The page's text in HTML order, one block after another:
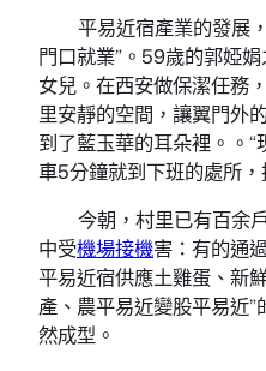
平易近宿產業的發展
門口就業”。59歲的郭婭
女兒。在西安做保潔任務
里安靜的空間，讓翼門外
到了藍玉華的耳朵裡。。“
車5分鐘就到下班的處所，
今朝，村里已有百余
中受機場接機害：有的通
平易近宿供應土雞蛋、新
產、農平易近變股平易近
然成型。